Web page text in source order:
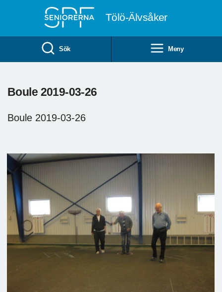
Tölö-Älvsåker
Sök Meny
Boule 2019-03-26
Boule 2019-03-26